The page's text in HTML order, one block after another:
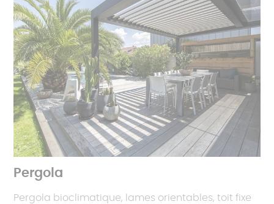
Pergola
Pergola bioclimatique, lames orientables, toit fixe